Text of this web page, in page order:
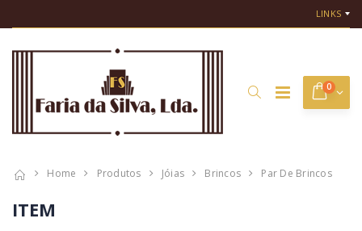
LINKS
0
Home Produtos Jóias Brincos Par De Brincos
ITEM